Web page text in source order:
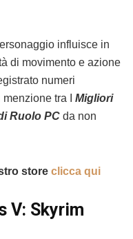
influisce in
di movimento e azione
numeri
tra I
Migliori
Ruolo PC da non
store clicca qui
V: Skyrim